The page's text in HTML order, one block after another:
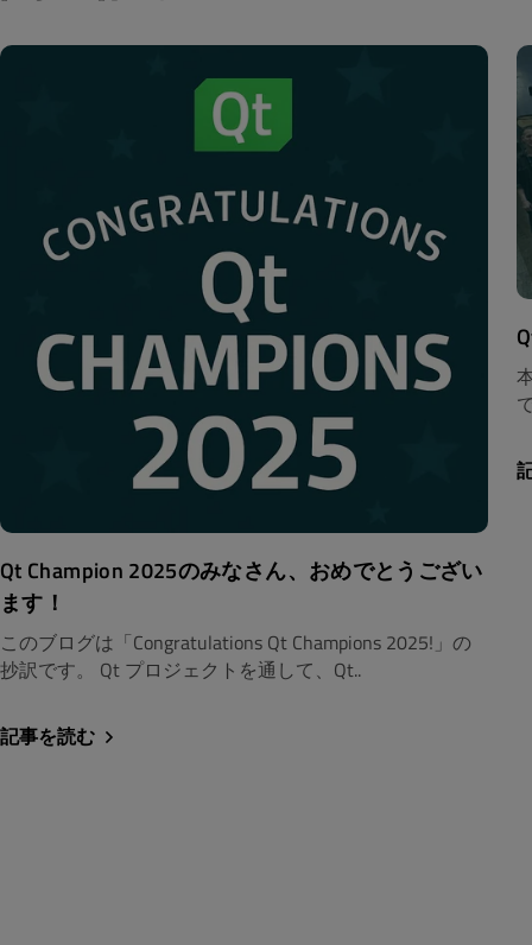
Qt Champion 2025のみなさん、おめでとうござい
ます！
このブログは「Congratulations Qt Champions 2025!」の
抄訳です。 Qt プロジェクトを通して、Qt..
記事を読む